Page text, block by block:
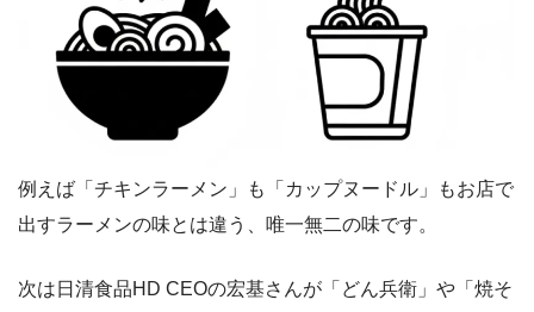
例えば「チキンラーメン」も「カップヌードル」もお店で
出すラーメンの味とは違う、唯一無二の味です。
次は日清食品HD CEOの宏基さんが「どん兵衛」や「焼そ